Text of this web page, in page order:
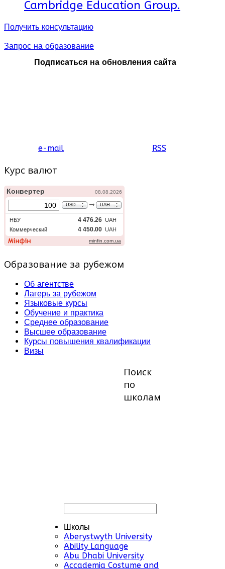
Cambridge Education Group.
Получить консультацию
Запрос на образование
Подписаться на обновления сайта
e-mail RSS
Курс валют
Образование за рубежом
Об агентстве
Лагерь за рубежом
Языковые курсы
Обучение и практика
Среднее образование
Высшее образование
Курсы повышения квалификации
Визы
Поиск
по
школам
Школы
Aberystwyth University
Ability Language
Abu Dhabi University
Accademia Costume and